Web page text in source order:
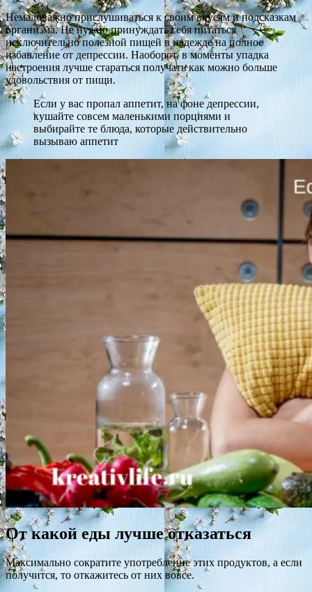
Немаловажно прислушиваться к своим вкусам и подсказкам
организма. Не нужно принуждать себя питаться
исключительно полезной пищей в надежде на полное
избавление от депрессии. Наоборот, в моменты упадка
настроения лучше стараться получать как можно больше
удовольствия от пищи.
Если у вас пропал аппетит, на фоне депрессии,
кушайте совсем маленькими порциями и
выбирайте те блюда, которые действительно
вызываю аппетит
От какой еды лучше отказаться
Максимально сократите употребление этих продуктов, а если
получится, то откажитесь от них вовсе.